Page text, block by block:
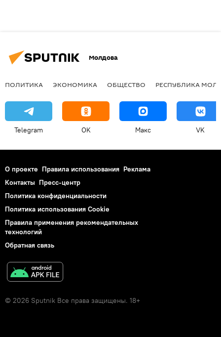
Молдова
ПОЛИТИКА ЭКОНОМИКА ОБЩЕСТВО РЕСПУБЛИКА
Telegram OK Макс VK
О проекте Правила использования Реклама
Контакты Пресс-центр
Политика конфиденциальности
Политика использования Cookie
Правила применения рекомендательных
технологий
Обратная связь
© 2026 Sputnik Все права защищены. 18+